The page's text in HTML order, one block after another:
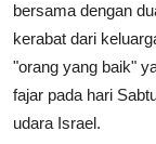
bersama dengan
kerabat dari
"orang yang baik"
fajar pada hari
udara Israel.